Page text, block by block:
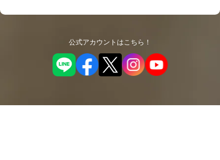
公式アカウントはこちら！